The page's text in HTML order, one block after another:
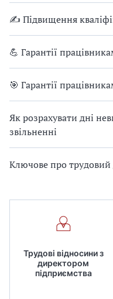
✍ Підвищення
💪 Гарантії
🎯 Гарантії
Як розрахувати дні
звільненні
Ключове про трудовий
Трудові відносини з
директором
підприємства